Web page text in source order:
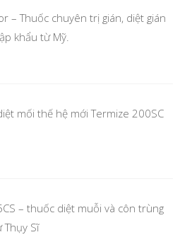
– Thuốc chuyên trị gián, diệt gián
khẩu từ Mỹ.
mối thế hệ mới Termize 200SC
– thuốc diệt muỗi và côn trùng
Thụy Sĩ